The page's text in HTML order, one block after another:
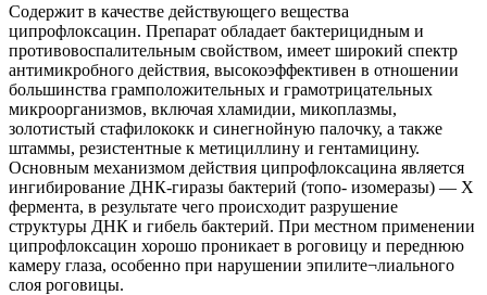
Содержит в качестве действующего вещества
ципрофлоксацин. Препарат обладает бактерицидным и
противовоспалительным свойством, имеет широкий спектр
антимикробного действия, высокоэффективен в отношении
большинства грамположительных и грамотрицательных
микроорганизмов, включая хламидии, микоплазмы,
золотистый стафилококк и синегнойную палочку, а также
штаммы, резистентные к метициллину и гентамицину.
Основным механизмом действия ципрофлоксацина является
ингибирование ДНК-гиразы бактерий (топо- изомеразы) — Х
фермента, в результате чего происходит разрушение
структуры ДНК и гибель бактерий. При местном применении
ципрофлоксацин хорошо проникает в роговицу и переднюю
камеру глаза, особенно при нарушении эпилите¬лиального
слоя роговицы.